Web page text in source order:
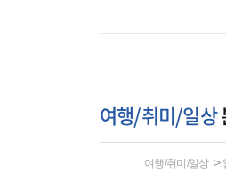
여행/취미/일상
여행/취미/일상